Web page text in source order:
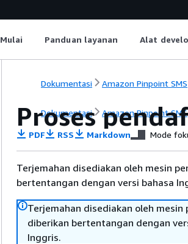
Mulai Panduan layanan Alat
Dokumentasi Amazon Pinpoint SMS
Dokumentasi Amazon Pinpoint SMS
Proses
PDF RSS Markdown Mode
Terjemahan disediakan oleh mesin
bertentangan dengan versi bahasa
Terjemahan disediakan oleh
diberikan bertentangan dengan
Inggris.